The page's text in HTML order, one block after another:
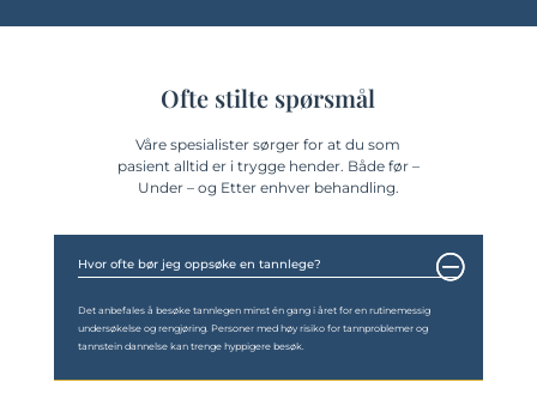
Ofte stilte spørsmål
Våre spesialister sørger for at du som
pasient alltid er i trygge hender. Både før –
Under – og Etter enhver behandling.
Hvor ofte bør jeg oppsøke en tannlege?
Det anbefales å besøke tannlegen minst én gang i året for en rutinemessig
undersøkelse og rengjøring. Personer med høy risiko for tannproblemer og
tannstein dannelse kan trenge hyppigere besøk.